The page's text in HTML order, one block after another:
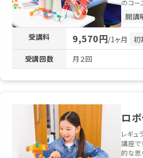
のコー
開講
受講料 9,570円/1ヶ月
初
受講回数
月２回
ロ
レギュ
講座で
的な思